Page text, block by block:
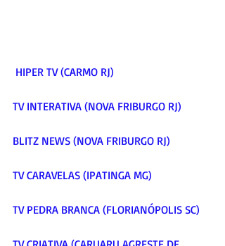
HIPER TV (CARMO RJ)
TV INTERATIVA (NOVA FRIBURGO RJ)
BLITZ NEWS (NOVA FRIBURGO RJ)
TV CARAVELAS (IPATINGA MG)
TV PEDRA BRANCA (FLORIANÓPOLIS SC)